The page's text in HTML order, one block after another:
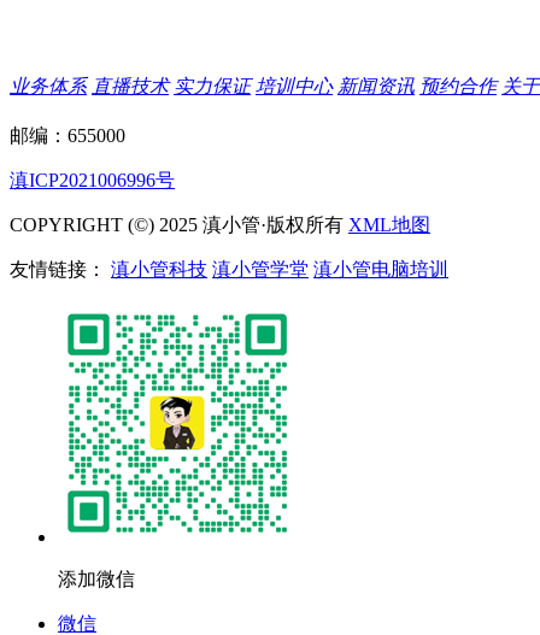
业务体系 直播技术 实力保证 培训中心 新闻资讯 预约合作 关
邮编：655000
滇ICP2021006996号
COPYRIGHT (©) 2025 滇小管·版权所有 XML地图
友情链接： 滇小管科技 滇小管学堂 滇小管电脑培训
添加微信
微信